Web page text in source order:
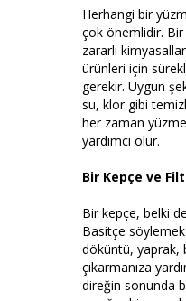
Herhangi bir
çok önemlidir. Bir
zararlı
ürünleri için
gerekir. Uygun
su, klor gibi
her zaman
yardımcı olur.
Bir Kepçe ve
Bir kepçe, belki
Basitçe
döküntü, yaprak,
çıkarmanıza
direğin sonunda